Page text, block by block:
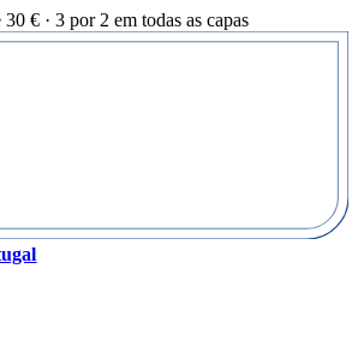
€ · 3 por 2 em todas as capas